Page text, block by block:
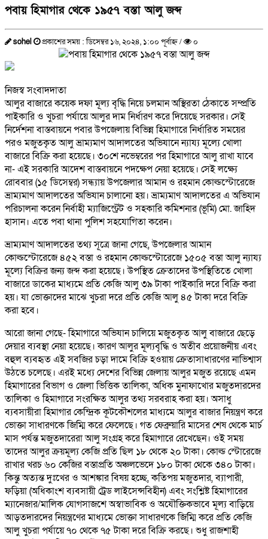
পবায় হিমাগার থেকে ১৯৫৭ বস্তা আলু জব্দ
sohel প্রকাশের সময় : ডিসেম্বর ১৬, ২০২৪, ১:০০ পূর্বাহ্ন / ০
নিজস্ব সংবাদদাতা
আলুর বাজারে কয়েক দফা মূল্য বৃদ্ধি নিয়ে চলমান অস্থিরতা ঠেকাতে সম্প্রতি
পাইকারি ও খুচরা পর্যায়ে আলুর দাম নির্ধারণ করে দিয়েছে সরকার। সেই
নির্দেশনা বাস্তবায়নে পবার উপজেলায় বিভিন্ন হিমাগারে নির্ধারিত সময়ের
পরও মজুতকৃত আলু ভ্রাম্যমাণ আদালতের অভিযানে ন্যায্য মূল্যে খোলা
বাজারে বিক্রি করা হয়েছে। ৩০শে নভেম্বরের পর হিমাগারে আলু রাখা যাবে
না- এই সরকারি আদেশ বাস্তবায়নে পদক্ষেপ নেয়া হয়েছে। সেই লক্ষ্যে
রোববার (১৫ ডিসেম্বর) সন্ধ্যায় উপজেলার আমান ও রহমান কোল্ডস্টোরেজে
ভ্রাম্যমাণ আদালতের অভিযান চালানো হয়। ভ্রাম্যমাণ আদালতের এ অভিযান
পরিচালনা করেন নির্বাহী ম্যাজিস্ট্রেট ও সহকারি কমিশনার (ভূমি) মো. জাহিদ
হাসান। এতে পবা থানা পুলিশ সহযোগিতা করেন।
ভ্রাম্যমাণ আদালতের তথ্য সূত্রে জানা গেছে, উপজেলার আমান
কোল্ডস্টোরেজে ৪৫২ বস্তা ও রহমান কোল্ডস্টোরেজে ১৫০৫ বস্তা আলু ন্যায্য
মূল্যে বিক্রির জন্য জব্দ করা হয়েছে। উপস্থিত ক্রেতাদের উপস্থিতিতে খোলা
বাজারে ডাকের মাধ্যমে প্রতি কেজি আলু ৩৯ টাকা পাইকারি দরে বিক্রি করা
হয়। যা ভোক্তাদের মাঝে খুচরা দরে প্রতি কেজি আলু ৪৫ টাকা দরে বিক্রি
করা হবে।
আরো জানা গেছে- হিমাগারে অভিযান চালিয়ে মজুতকৃত আলু বাজারে ছেড়ে
দেয়ার ব্যবস্থা নেয়া হয়েছে। কারণ আলুর মূল্যবৃদ্ধি ও অতীব প্রয়োজনীয় এবং
বহুল ব্যবহৃত এই সবজির চড়া দামে বিক্রি হওয়ায় ক্রেতাসাধারণের নাভিশ্বাস
উঠতে চলেছে। এরই মধ্যে দেশের বিভিন্ন জেলায় আলুর মজুত রয়েছে এমন
হিমাগারের বিভাগ ও জেলা ভিত্তিক তালিকা, অধিক মুনাফাখোর মজুতদারদের
তালিকা ও হিমাগারে সংরক্ষিত আলুর তথ্য সরবরাহ করা হয়। অসাধু
ব্যবসায়ীরা হিমাগার কেন্দ্রিক কূটকৌশলের মাধ্যমে আলুর বাজার নিয়ন্ত্রণ করে
ভোক্তা সাধারণকে জিম্মি করে ফেলেছে। গত ফেব্রুয়ারি মাসের শেষ থেকে মার্চ
মাস পর্যন্ত মজুতদারেরা আলু সংগ্রহ করে হিমাগারে রেখেছেন। ওই সময়
তাদের আলুর ক্রয়মূল্য কেজি প্রতি ছিল ১৮ থেকে ২০ টাকা। কোল্ড স্টোরেজে
রাখার খরচ ৬০ কেজির বস্তাপ্রতি অঞ্চলভেদে ১৮০ টাকা থেকে ৩৪০ টাকা।
কিন্তু অত্যন্ত দুঃখের ও আশঙ্কার বিষয় হচ্ছে, কতিপয় মজুতদার, ব্যাপারী,
ফড়িয়া (অধিকাংশ ব্যবসায়ী ট্রেড লাইসেন্সবিহীন) এবং সংশ্লিষ্ট হিমাগারের
ম্যানেজার/মালিক যোগসাজশে অস্বাভাবিক ও অযৌক্তিকভাবে মূল্য বাড়িয়ে
আড়তদারদের নিয়ন্ত্রণের মাধ্যমে ভোক্তা সাধারণকে জিম্মি করে প্রতি কেজি
আলু খুচরা পর্যায়ে ৭০ থেকে ৭৫ টাকা দরে বিক্রি করছে। শুধু রাজশাহী